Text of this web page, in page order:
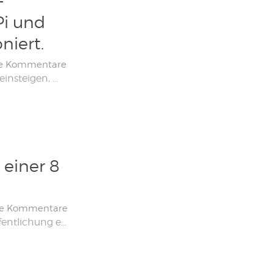
und
Kommentare
Wenn Sie mit dem Raspberry Pi in die Elektronik einsteigen, müssen Sie schnell die serielle Schnittstelle verwenden, damit Ihr Pi mit einem externen Modul kommunizieren kann. Um die serielle Schnittstelle nutzen zu können, müssen Sie sie zunächst auf dem Raspberry Pi aktivieren. In diesem Tutorial erfahren Sie daher, wie Sie die serielle Schnittstelle des Raspberry […]
8
Kommentare
Die Raspberry Pi Foundation gab heute die Veröffentlichung einer Version mit 8 GB RAM für den Raspberry Pi 4 bekannt, was zur Einführung einer 64-Bit-Version für das Raspbian-Betriebssystem führte, die auch ihren Namen ändern wird . Diese neue Version ist ab sofort bei unserem Partner kubii.fr oder bei Amazon erhältlich. Eine Erhöhung des Arbeitsspeichers auf […]